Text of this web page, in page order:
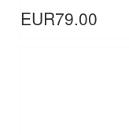
EUR79.00